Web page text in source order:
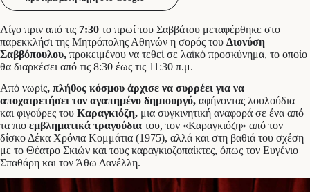
Λίγο πριν από τις 7:30 το πρωί του Σαββάτου μεταφέρθηκε στο
παρεκκλήσι της Μητρόπολης Αθηνών η σορός του Διονύση
Σαββόπουλου, προκειμένου να τεθεί σε λαϊκό προσκύνημα, το οποίο
θα διαρκέσει από τις 8:30 έως τις 11:30 π.μ.
Από νωρίς, πλήθος κόσμου άρχισε να συρρέει για να
αποχαιρετήσει τον αγαπημένο δημιουργό, αφήνοντας λουλούδια
και φιγούρες του Καραγκιόζη, μια συγκινητική αναφορά σε ένα από
τα πιο εμβληματικά τραγούδια του, τον «Καραγκιόζη» από τον
δίσκο Δέκα Χρόνια Κομμάτια (1975), αλλά και στη βαθιά του σχέση
με το Θέατρο Σκιών και τους καραγκιοζοπαίκτες, όπως τον Ευγένιο
Σπαθάρη και τον Άθω Δανέλλη.